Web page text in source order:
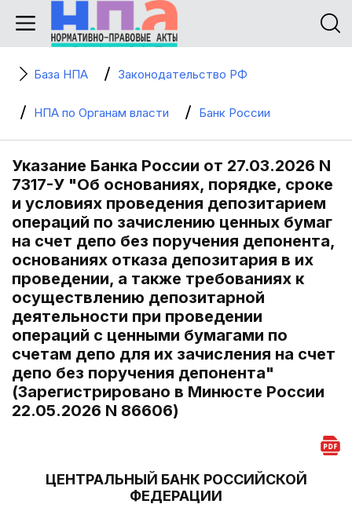
База НПА Законодательство РФ
НПА по Органам власти Банк России
Указание Банка России от 27.03.2026 N
7317-У "Об основаниях, порядке, сроке
и условиях проведения депозитарием
операций по зачислению ценных бумаг
на счет депо без поручения депонента,
основаниях отказа депозитария в их
проведении, а также требованиях к
осуществлению депозитарной
деятельности при проведении
операций с ценными бумагами по
счетам депо для их зачисления на счет
депо без поручения депонента"
(Зарегистрировано в Минюсте России
22.05.2026 N 86606)
ЦЕНТРАЛЬНЫЙ БАНК РОССИЙСКОЙ
ФЕДЕРАЦИИ